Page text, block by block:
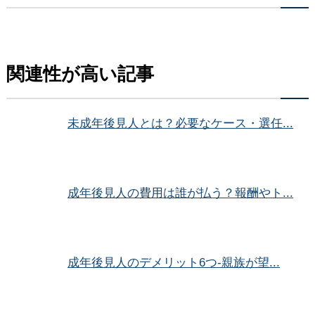
関連性が高い記事
未成年後見人とは？必要なケース・選任...
成年後見人の費用は誰が払う？報酬やト...
成年後見人のデメリット6つ-親族が望...